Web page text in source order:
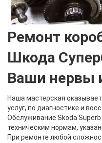
Ремонт
Шкода
Ваши нервы
Наша мастерская
услуг, по диагностике и
Обслуживание Skoda
техническим нормам,
При ремонте любой